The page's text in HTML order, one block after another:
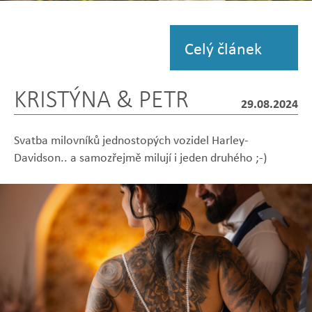
Zobrazit
fotografii
Zobrazit
fotografii
Zobrazit
fotografii
Zobrazit
fotografii
Zobrazit
fotografii
Celý článek
KRISTÝNA & PETR 29.08.2024
Svatba milovníků jednostopých vozidel Harley-
Davidson.. a samozřejmě milují i jeden druhého ;-)